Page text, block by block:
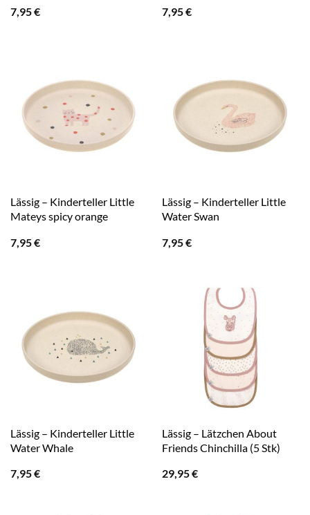
7,95€
7,95€
Lässig – Kinderteller Little
Mateys spicy orange
7,95€
Lässig – Kinderteller Little
Water Swan
7,95€
Lässig – Kinderteller Little
Water Whale
7,95€
Lässig – Lätzchen About
Friends Chinchilla (5 Stk)
29,95€